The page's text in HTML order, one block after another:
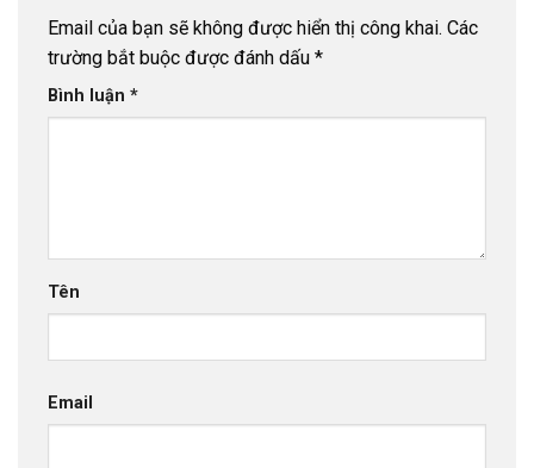
Email của bạn sẽ không được hiển thị công khai. Các
trường bắt buộc được đánh dấu *
Bình luận *
Tên
Email